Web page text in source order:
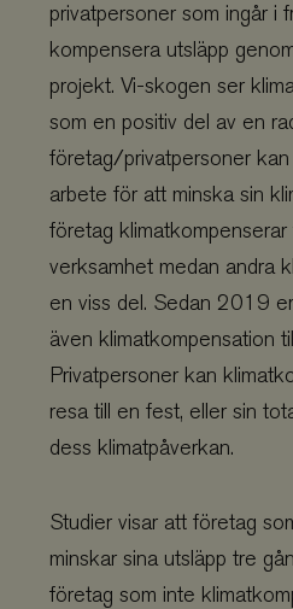
privatpersoner som ingår i
kompensera utsläpp
projekt. Vi-skogen ser
som en positiv del av en
företag/privatpersoner
arbete för att minska sin
företag klimatkompenserar
verksamhet medan andra
en viss del. Sedan 2019
även klimatkompensation
Privatpersoner kan
resa till en fest, eller sin
dess klimatpåverkan.
Studier visar att företag
minskar sina utsläpp tre
företag som inte